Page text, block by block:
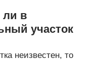
ли в
участок
неизвестен, то